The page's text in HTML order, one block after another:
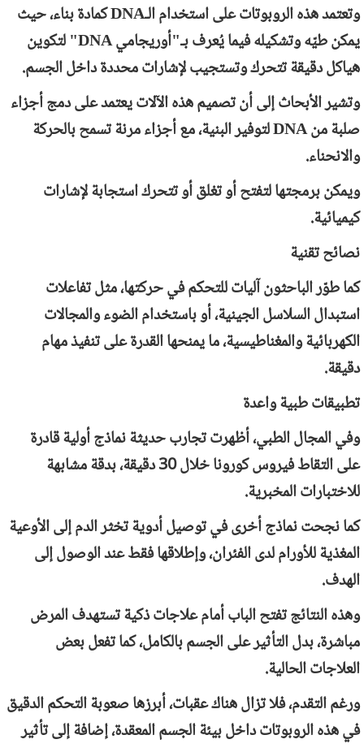
وتعتمد هذه الروبوتات على استخدام الـDNAكمادة بناء، حيث
يمكن طيّه وتشكيله فيما يُعرف بـ"أوريجاميDNA" لتكوين
هياكل دقيقة تتحرك وتستجيب لإشارات محددة داخل الجسم.
وتشير الأبحاث إلى أن تصميم هذه الآلات يعتمد على دمج أجزاء
صلبة منDNAلتوفير البنية، مع أجزاء مرنة تسمح بالحركة
والانحناء.
ويمكن برمجتها لتفتح أو تغلق أو تتحرك استجابة لإشارات
كيميائية.
نصائح تقنية
كما طوّر الباحثون آليات للتحكم في حركتها، مثل تفاعلات
استبدال السلاسل الجينية، أو باستخدام الضوء والمجالات
الكهربائية والمغناطيسية، ما يمنحها القدرة على تنفيذ مهام
دقيقة.
تطبيقات طبية واعدة
وفي المجال الطبي، أظهرت تجارب حديثة نماذج أولية قادرة
على التقاط فيروس كورونا خلال 30 دقيقة، بدقة مشابهة
للاختبارات المخبرية.
كما نجحت نماذج أخرى في توصيل أدوية تخثر الدم إلى الأوعية
المغذية للأورام لدى الفئران، وإطلاقها فقط عند الوصول إلى
الهدف.
وهذه النتائج تفتح الباب أمام علاجات ذكية تستهدف المرض
مباشرة، بدل التأثير على الجسم بالكامل، كما تفعل بعض
العلاجات الحالية.
ورغم التقدم، فلا تزال هناك عقبات، أبرزها صعوبة التحكم الدقيق
في هذه الروبوتات داخل بيئة الجسم المعقدة، إضافة إلى تأثير